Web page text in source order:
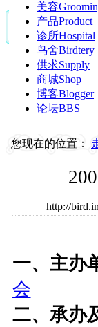
美容
产品Product
诊所Hospital
鸟舍Birdtery
供求Supply
商城Shop
博客Blogger
论坛BBS
您现在的位置：
http://
一、主办
会
二、承办